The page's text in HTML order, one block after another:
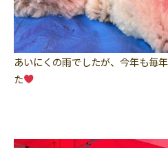
あいにくの雨でしたが、今年も毎
た